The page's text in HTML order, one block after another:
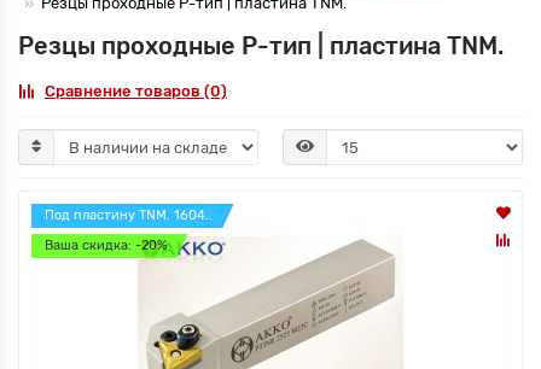
Резцы проходные P-тип | пластина TNM.
Сравнение товаров (0)
Под пластину TNM. 1604..
Ваша скидка: -20%